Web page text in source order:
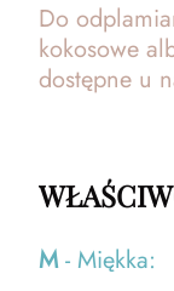
Do
kokosowe
dostępne u
M- Miękka: